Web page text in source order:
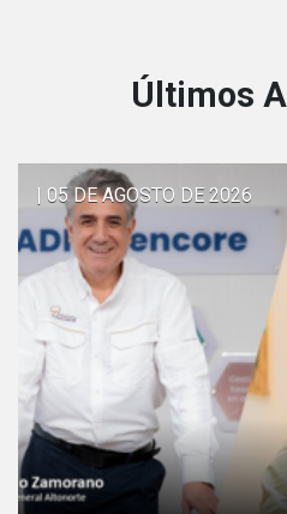
Últimos
| 05 DE AGOSTO DE 2026